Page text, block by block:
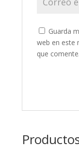
Guarda
web en este
que comente.